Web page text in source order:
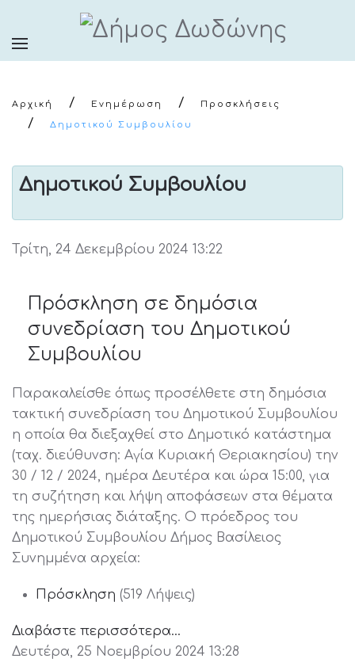
Αρχική Ενημέρωση
Προσκλήσεις
Δημοτικού Συμβουλίου
Δημοτικού Συμβουλίου
Τρίτη, 24 Δεκεμβρίου 2024 13:22
Πρόσκληση σε δημόσια
συνεδρίαση του Δημοτικού
Συμβουλίου
Παρακαλείσθε όπως προσέλθετε στη δημόσια
τακτική συνεδρίαση του Δημοτικού Συμβουλίου
η οποία θα διεξαχθεί στο Δημοτικό κατάστημα
(ταχ. διεύθυνση: Αγία Κυριακή Θεριακησίου) την
30 / 12 / 2024, ημέρα Δευτέρα και ώρα 15:00, για
τη συζήτηση και λήψη αποφάσεων στα θέματα
της ημερήσιας διάταξης. Ο πρόεδρος του
Δημοτικού Συμβουλίου Δήμος Βασίλειος
Συνημμένα αρχεία:
Πρόσκληση (519 Λήψεις)
Διαβάστε περισσότερα...
Δευτέρα, 25 Νοεμβρίου 2024 13:28